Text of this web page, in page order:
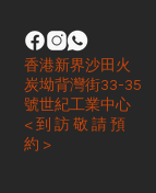
香港新界沙田火
炭坳背灣街33-35
號世紀工業中心
< 到 訪 敬 請 預
約 >